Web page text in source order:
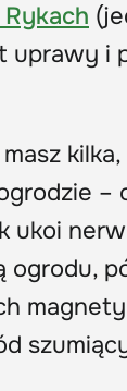
uprawy i
–
ogrodu,